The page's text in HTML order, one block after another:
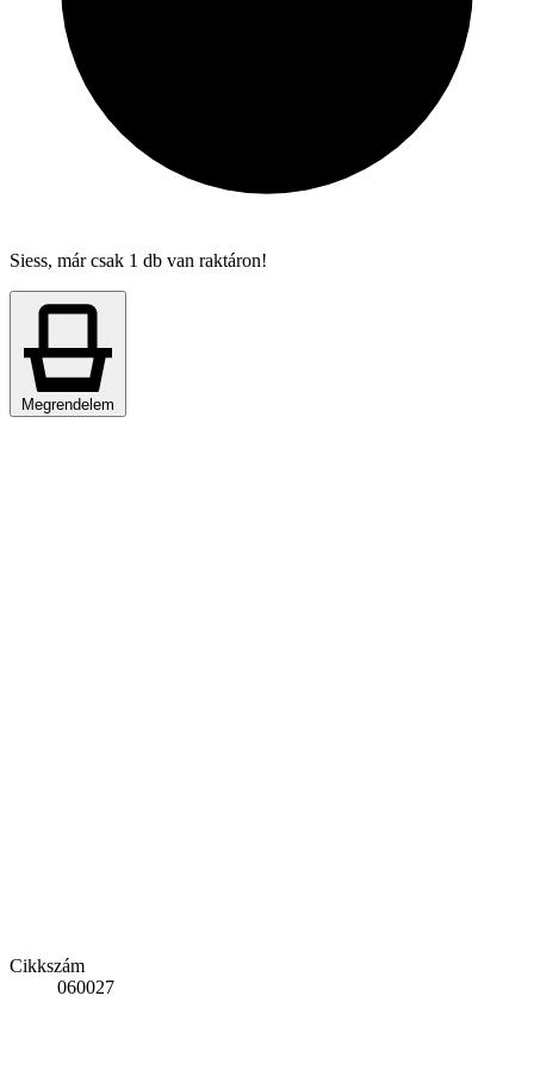
Siess, már csak 1 db van raktáron!
Megrendelem
Cikkszám
060027